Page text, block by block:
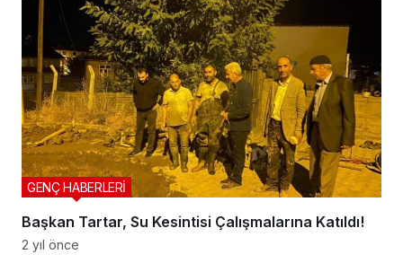
Başkan Tartar, Su Kesintisi Çalışmalarına Katıldı!
GENÇ HABERLERİ
2 yıl önce